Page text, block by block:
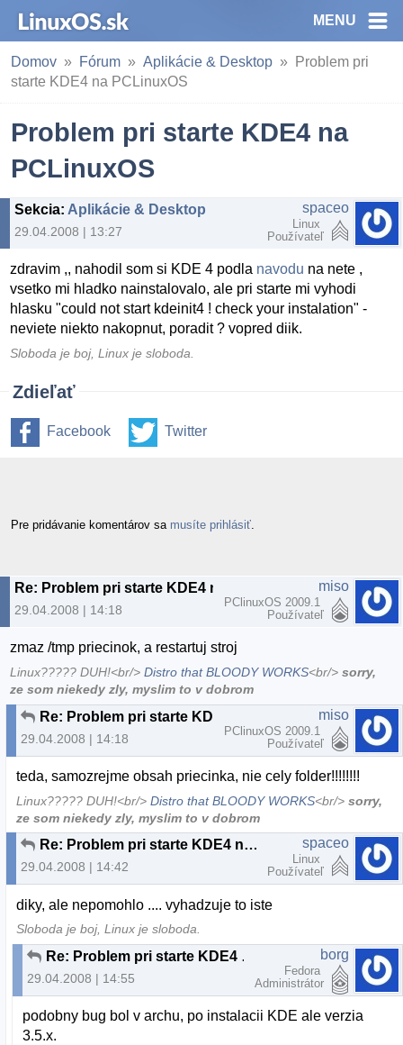
MENU
Domov Fórum Aplikácie & Desktop
Problem pri
starte KDE4 na PCLinuxOS
Problem pri starte KDE4 na
PCLinuxOS
Sekcia: Aplikácie & Desktop
29.04.2008 | 13:27
spaceo
Linux
Používateľ
zdravim ,, nahodil som si KDE 4 podla navodu na nete ,
vsetko mi hladko nainstalovalo, ale pri starte mi vyhodi
hlasku "could not start kdeinit4 ! check your instalation" -
neviete niekto nakopnut, poradit ? vopred diik.
Sloboda je boj, Linux je sloboda.
Zdieľať
Facebook Twitter
Pre pridávanie komentárov sa musíte prihlásiť
29.04.2008 | 14:18
miso
PClinuxOS 2009.1
Používateľ
zmaz /tmp priecinok, a restartuj stroj
Linux????? DUH!<br/>Distro that BLOODY WORKS<br/>sorry,
ze som niekedy zly, myslim to v dobrom
29.04.2008 | 14:18
miso
PClinuxOS 2009.1
Používateľ
teda, samozrejme obsah priecinka, nie cely folder!!!!!!!!
Linux????? DUH!<br/>Distro that BLOODY WORKS<br/>sorry,
ze som niekedy zly, myslim to v dobrom
Re: Problem pri starte KDE4 na PCLinuxOS
29.04.2008 | 14:42
spaceo
Linux
Používateľ
diky, ale nepomohlo .... vyhadzuje to iste
Sloboda je boj, Linux je sloboda.
Re: Problem pri starte KDE4 na PCLinuxOS
29.04.2008 | 14:55
borg
Fedora
Administrátor
podobny bug bol v archu, po instalacii KDE ale verzia
3.5.x.